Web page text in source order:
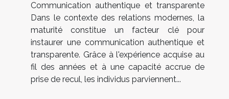
Communication authentique et transparente
Dans le contexte des relations modernes, la
maturité constitue un facteur clé pour
instaurer une communication authentique et
transparente. Grâce à l'expérience acquise au
fil des années et à une capacité accrue de
prise de recul, les individus parviennent...